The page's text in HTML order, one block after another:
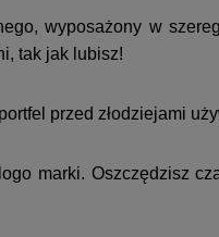
wyposażony w
tak jak lubisz!
przed złodziejami
marki. Oszczędzisz